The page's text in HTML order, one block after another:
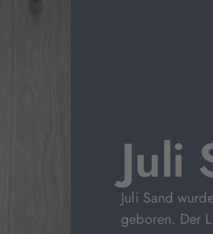
Juli
Juli Sand
geboren. Der